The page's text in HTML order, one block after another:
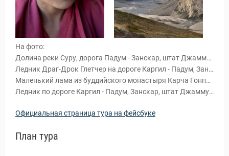
Туры
На фото:
Долина реки Суру, дорога Падум - Занскар, штат Джамму и Кашмир, Гималаи, Северная Индия.
Ледник Драг-Дрок Глетчер на дороге Каргил - Падум, Занскар, штат Джамму и Кашмир, Гималаи, Северная Индия.
Маленький лама из буддийского монастыря Карча Гонпа, Падум, Занскар, штат Джамму и Кашмир, Северная Индия.
Ледник по дороге Каргил - Падум, Занскар, штат Джамму и Кашмир, Северная Индия.
Официальная страница тура на фейсбуке
План тура